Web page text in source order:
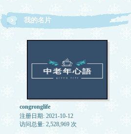
我的名片
congronglife
注册日期: 2021-10-12
访问总量: 2,528,969 次